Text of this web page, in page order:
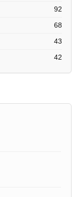
92
68
43
42